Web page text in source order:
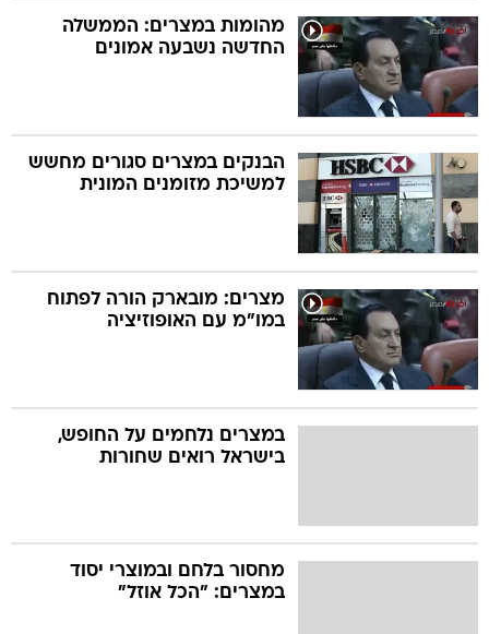
מהומות במצרים: הממשלה
החדשה נשבעה אמונים
הבנקים במצרים סגורים מחשש
למשיכת מזומנים המונית
מצרים: מובארק הורה לפתוח
במו"מ עם האופוזיציה
במצרים נלחמים על החופש,
בישראל רואים שחורות
מחסור בלחם ובמוצרי יסוד
במצרים: "הכל אוזל"